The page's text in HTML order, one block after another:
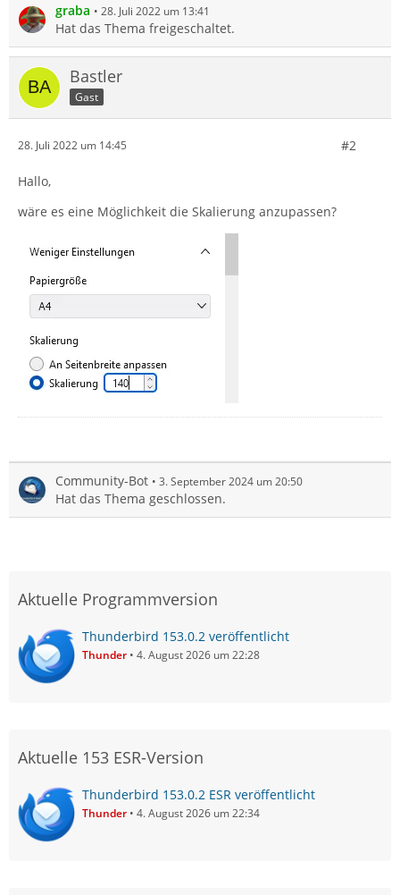
graba 28. Juli 2022 um 13:41
Hat das Thema freigeschaltet.
Bastler
Gast
28. Juli 2022 um 14:45 #2
Hallo,
wäre es eine Möglichkeit die Skalierung anzupassen?
Community-Bot 3. September 2024 um 20:50
Hat das Thema geschlossen.
Aktuelle Programmversion
Thunderbird 153.0.2 veröffentlicht
Thunder 4. August 2026 um 22:28
Aktuelle 153 ESR-Version
Thunderbird 153.0.2 ESR veröffentlicht
Thunder 4. August 2026 um 22:34